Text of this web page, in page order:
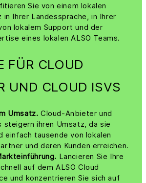
Sie von einem lokalen
in Ihrer Landessprache, in Ihrer
lokalem Support und der
eines lokalen ALSO Teams.
FÜR CLOUD
UND CLOUD ISVS
Umsatz. Cloud-Anbieter und
steigern ihren Umsatz, da sie
einfach tausende von lokalen
und deren Kunden erreichen.
Lancieren Sie Ihre
auf dem ALSO Cloud
und konzentrieren Sie sich auf